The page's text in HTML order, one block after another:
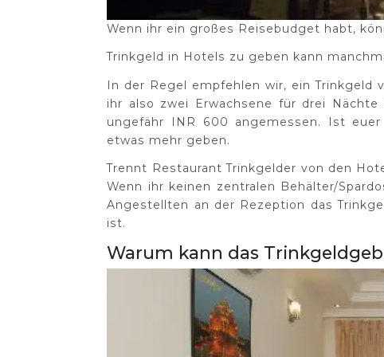
Wenn ihr ein großes Reisebudget habt,
Trinkgeld in Hotels zu geben kann
In der Regel empfehlen wir, ein Trinkgeld
ihr also zwei Erwachsene für drei
ungefähr INR 600 angemessen. Ist
etwas mehr geben.
Trennt Restaurant Trinkgelder von den
Wenn ihr keinen zentralen Behälter/
Angestellten an der Rezeption das
ist.
Warum kann das